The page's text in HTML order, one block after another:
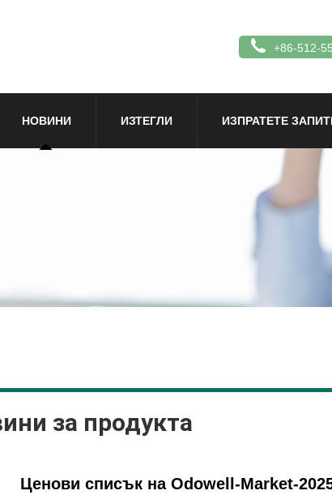
+86-512-
НОВИНИ ИЗТЕГЛИ ИЗПРАТЕТЕ
за продукта
Ценови списък на Odowell-Market-